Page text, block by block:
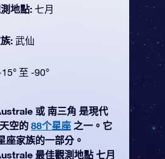
地點: 七月
: 武仙
至 -90°
或 南三角 是現代
空的 88个星座 之一。它
座家族的一部分。
最佳觀測地點 七月